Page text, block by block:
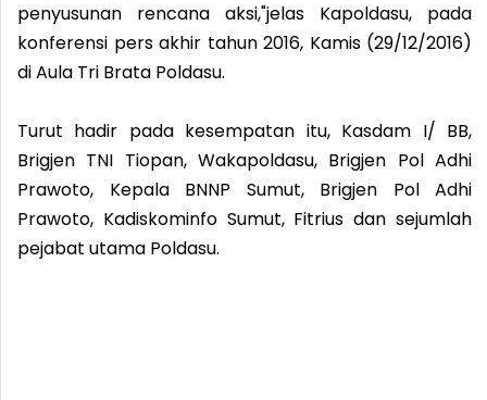
penyusunan rencana aksi,"jelas Kapoldasu, pada
konferensi pers akhir tahun 2016, Kamis (29/12/2016)
di Aula Tri Brata Poldasu.
Turut hadir pada kesempatan itu, Kasdam I/ BB,
Brigjen TNI Tiopan, Wakapoldasu, Brigjen Pol Adhi
Prawoto, Kepala BNNP Sumut, Brigjen Pol Adhi
Prawoto, Kadiskominfo Sumut, Fitrius dan sejumlah
pejabat utama Poldasu.